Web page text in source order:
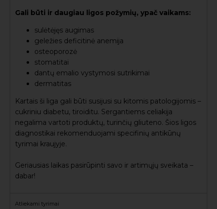
Gali būti ir daugiau ligos požymių, ypač vaikams:
sulėtėjęs augimas
geležies deficitinė anemija
osteoporozė
stomatitai
dantų emalio vystymosi sutrikimai
dermatitas
Kartais ši liga gali būti susijusi su kitomis patologijomis –
cukriniu diabetu, tiroiditu. Sergantiems celiakija
negalima vartoti produktų, turinčių gliuteno. Šios ligos
diagnostikai rekomenduojami specifinių antikūnų
tyrimai kraujyje.
Geriausias laikas pasirūpinti savo ir artimųjų sveikata –
dabar!
Atliekami tyrimai